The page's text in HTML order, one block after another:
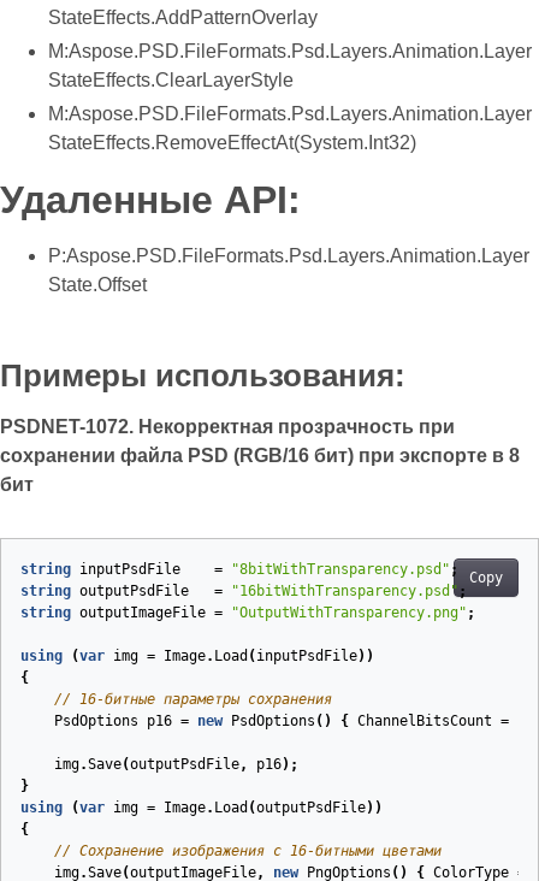
StateEffects.AddPatternOverlay
M:Aspose.PSD.FileFormats.Psd.Layers.Animation.Layer
StateEffects.ClearLayerStyle
M:Aspose.PSD.FileFormats.Psd.Layers.Animation.Layer
StateEffects.RemoveEffectAt(System.Int32)
Удаленные API:
P:Aspose.PSD.FileFormats.Psd.Layers.Animation.Layer
State.Offset
Примеры использования:
PSDNET-1072. Некорректная прозрачность при
сохранении файла PSD (RGB/16 бит) при экспорте в 8
бит
Copy
string inputPsdFile = "8bitWithTransparency.psd" ;
string outputPsdFile = "16bitWithTransparency.psd" ;
string outputImageFile = "OutputWithTransparency.png" ;
using (var img = Image. Load ( inputPsdFile))
{
// 16-битные параметры сохранения
PsdOptions
p16 = new PsdOptions () { ChannelBitsCount =
img.Save(outputPsdFile, p16);
}
using
(var img = Image. Load (outputPsdFile))
{
// Сохранение изображения с 16-битными цветами
img.Save(outputImageFile, new PngOptions () { ColorType =